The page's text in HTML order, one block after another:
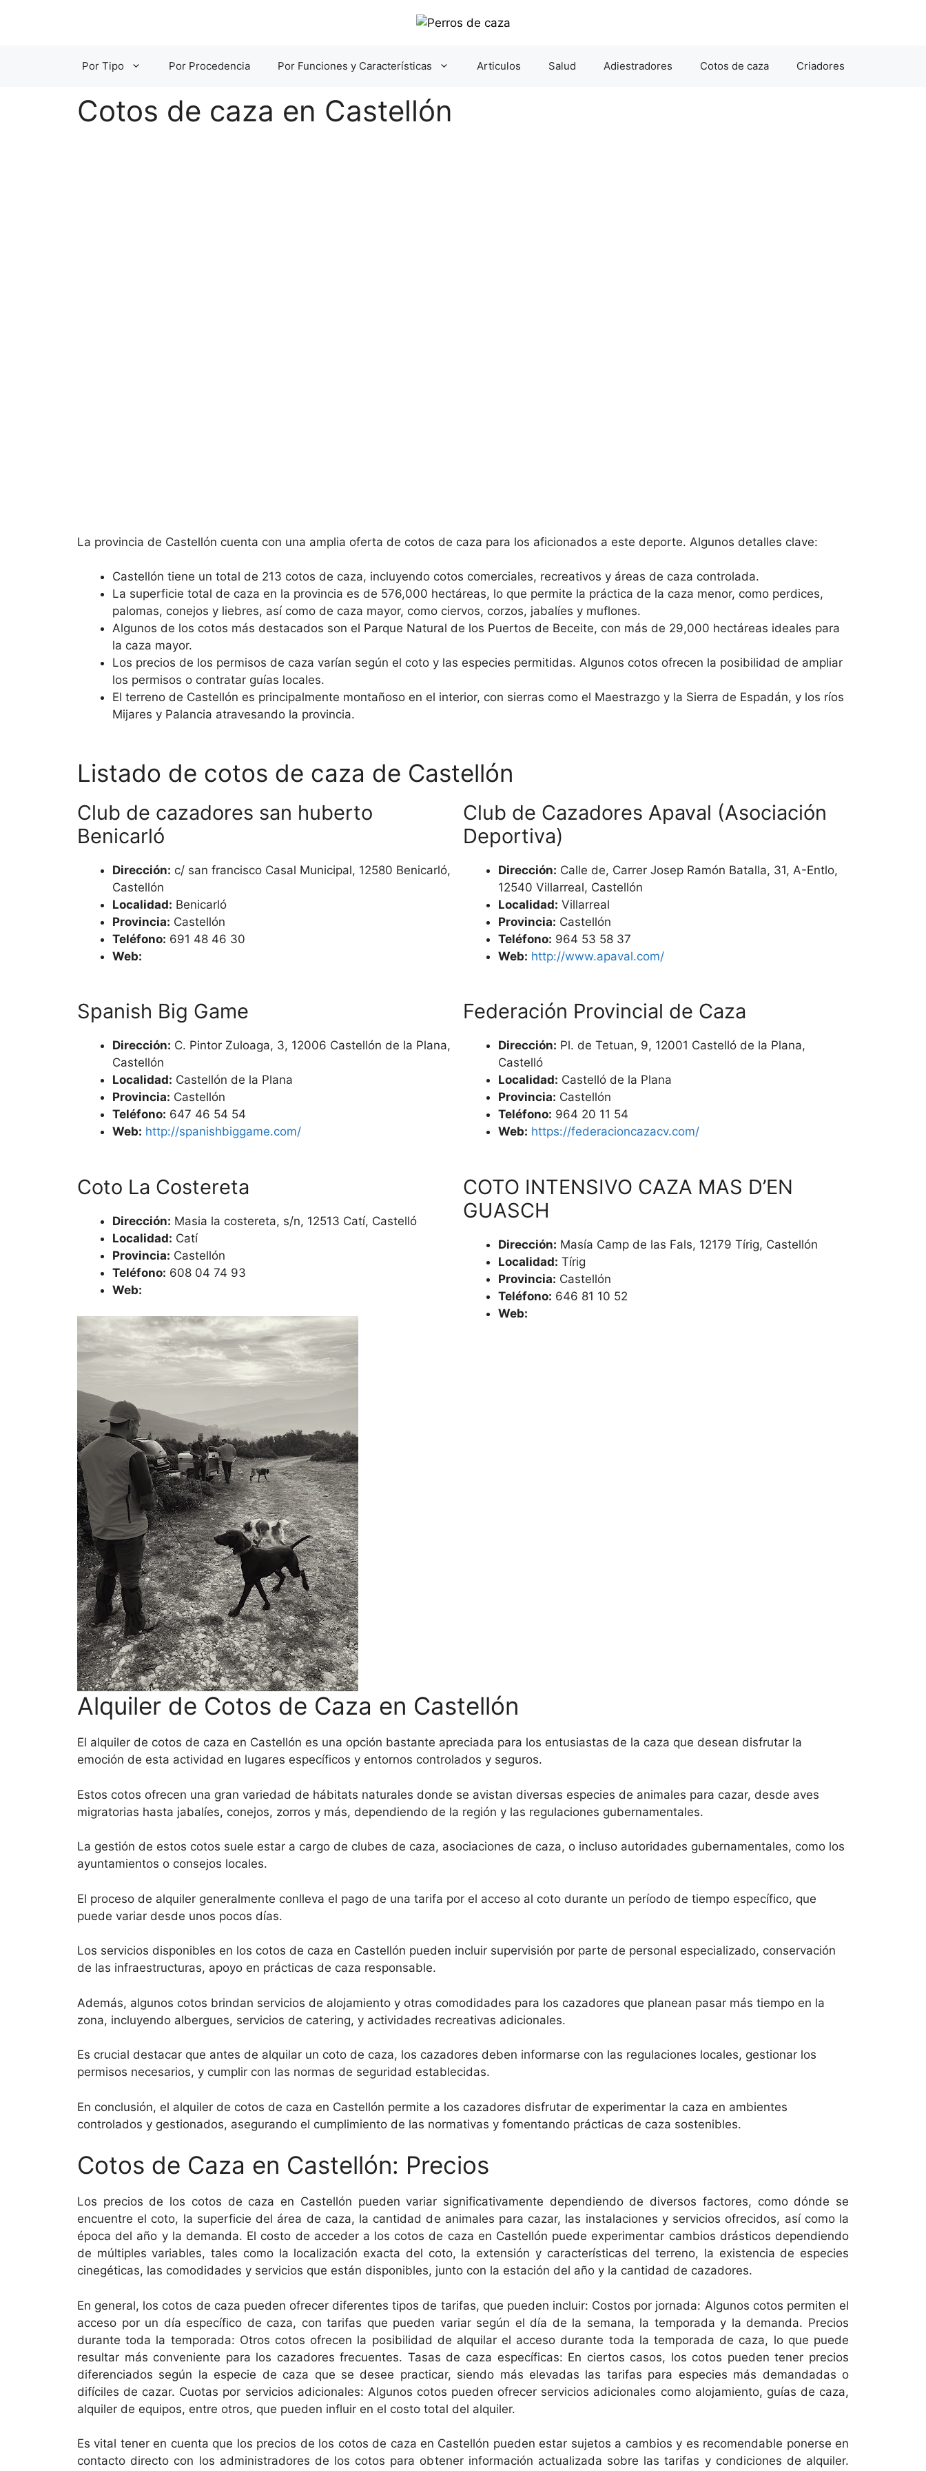
Por Tipo Por Procedencia Por Funciones y Características Articulos Salud Adiestradores Cotos de caza Criadores
Cotos de caza en Castellón
La provincia de Castellón cuenta con una amplia oferta de cotos de caza para los aficionados a este deporte. Algunos detalles clave:
Castellón tiene un total de 213 cotos de caza, incluyendo cotos comerciales, recreativos y áreas de caza controlada.
La superficie total de caza en la provincia es de 576,000 hectáreas, lo que permite la práctica de la caza menor, como perdices,
palomas, conejos y liebres, así como de caza mayor, como ciervos, corzos, jabalíes y muflones.
Algunos de los cotos más destacados son el Parque Natural de los Puertos de Beceite, con más de 29,000 hectáreas ideales para
la caza mayor.
Los precios de los permisos de caza varían según el coto y las especies permitidas. Algunos cotos ofrecen la posibilidad de ampliar
los permisos o contratar guías locales.
El terreno de Castellón es principalmente montañoso en el interior, con sierras como el Maestrazgo y la Sierra de Espadán, y los ríos
Mijares y Palancia atravesando la provincia.
Listado de cotos de caza de Castellón
Club de cazadores san huberto
Benicarló
Dirección: c/ san francisco Casal Municipal, 12580 Benicarló,
Castellón
Localidad: Benicarló
Provincia: Castellón
Teléfono: 691 48 46 30
Web:
Club de Cazadores Apaval (Asociación
Deportiva)
Dirección: Calle de, Carrer Josep Ramón Batalla, 31, A-Entlo,
12540 Villarreal, Castellón
Localidad: Villarreal
Provincia: Castellón
Teléfono: 964 53 58 37
Web: http://www.apaval.com/
Spanish Big Game
Dirección: C. Pintor Zuloaga, 3, 12006 Castellón de la Plana,
Castellón
Localidad: Castellón de la Plana
Provincia: Castellón
Teléfono: 647 46 54 54
Web: http://spanishbiggame.com/
Federación Provincial de Caza
Dirección: Pl. de Tetuan, 9, 12001 Castelló de la Plana,
Castelló
Localidad: Castelló de la Plana
Provincia: Castellón
Teléfono: 964 20 11 54
Web: https://federacioncazacv.com/
Coto La Costereta
Dirección: Masia la costereta, s/n, 12513 Catí, Castelló
Localidad: Catí
Provincia: Castellón
Teléfono: 608 04 74 93
Web:
COTO INTENSIVO CAZA MAS D’EN
GUASCH
Dirección: Masía Camp de las Fals, 12179 Tírig, Castellón
Localidad: Tírig
Provincia: Castellón
Teléfono: 646 81 10 52
Web:
Alquiler de Cotos de Caza en Castellón
El alquiler de cotos de caza en Castellón es una opción bastante apreciada para los entusiastas de la caza que desean disfrutar la
emoción de esta actividad en lugares específicos y entornos controlados y seguros.
Estos cotos ofrecen una gran variedad de hábitats naturales donde se avistan diversas especies de animales para cazar, desde aves
migratorias hasta jabalíes, conejos, zorros y más, dependiendo de la región y las regulaciones gubernamentales.
La gestión de estos cotos suele estar a cargo de clubes de caza, asociaciones de caza, o incluso autoridades gubernamentales, como los
ayuntamientos o consejos locales.
El proceso de alquiler generalmente conlleva el pago de una tarifa por el acceso al coto durante un período de tiempo específico, que
puede variar desde unos pocos días.
Los servicios disponibles en los cotos de caza en Castellón pueden incluir supervisión por parte de personal especializado, conservación
de las infraestructuras, apoyo en prácticas de caza responsable.
Además, algunos cotos brindan servicios de alojamiento y otras comodidades para los cazadores que planean pasar más tiempo en la
zona, incluyendo albergues, servicios de catering, y actividades recreativas adicionales.
Es crucial destacar que antes de alquilar un coto de caza, los cazadores deben informarse con las regulaciones locales, gestionar los
permisos necesarios, y cumplir con las normas de seguridad establecidas.
En conclusión, el alquiler de cotos de caza en Castellón permite a los cazadores disfrutar de experimentar la caza en ambientes
controlados y gestionados, asegurando el cumplimiento de las normativas y fomentando prácticas de caza sostenibles.
Cotos de Caza en Castellón: Precios
Los precios de los cotos de caza en Castellón pueden variar significativamente dependiendo de diversos factores, como dónde se
encuentre el coto, la superficie del área de caza, la cantidad de animales para cazar, las instalaciones y servicios ofrecidos, así como la
época del año y la demanda. El costo de acceder a los cotos de caza en Castellón puede experimentar cambios drásticos dependiendo
de múltiples variables, tales como la localización exacta del coto, la extensión y características del terreno, la existencia de especies
cinegéticas, las comodidades y servicios que están disponibles, junto con la estación del año y la cantidad de cazadores.
En general, los cotos de caza pueden ofrecer diferentes tipos de tarifas, que pueden incluir: Costos por jornada: Algunos cotos permiten el
acceso por un día específico de caza, con tarifas que pueden variar según el día de la semana, la temporada y la demanda. Precios
durante toda la temporada: Otros cotos ofrecen la posibilidad de alquilar el acceso durante toda la temporada de caza, lo que puede
resultar más conveniente para los cazadores frecuentes. Tasas de caza específicas: En ciertos casos, los cotos pueden tener precios
diferenciados según la especie de caza que se desee practicar, siendo más elevadas las tarifas para especies más demandadas o
difíciles de cazar. Cuotas por servicios adicionales: Algunos cotos pueden ofrecer servicios adicionales como alojamiento, guías de caza,
alquiler de equipos, entre otros, que pueden influir en el costo total del alquiler.
Es vital tener en cuenta que los precios de los cotos de caza en Castellón pueden estar sujetos a cambios y es recomendable ponerse en
contacto directo con los administradores de los cotos para obtener información actualizada sobre las tarifas y condiciones de alquiler.